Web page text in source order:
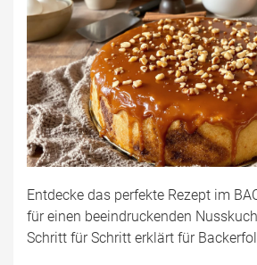
Entdecke das perfekte Rezept im
für einen beeindruckenden
Schritt für Schritt erklärt für